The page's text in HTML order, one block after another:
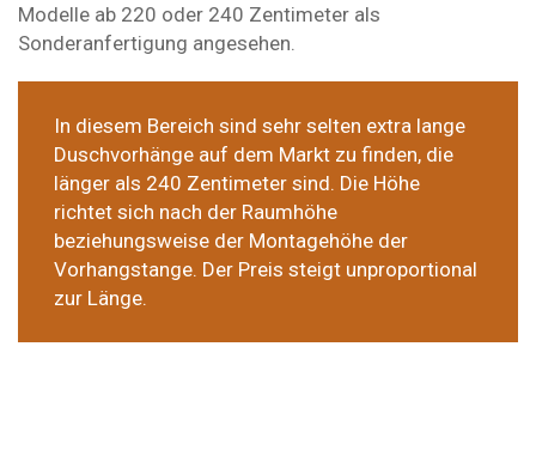
Modelle ab 220 oder 240 Zentimeter als
Sonderanfertigung angesehen.
In diesem Bereich sind sehr selten extra lange
Duschvorhänge auf dem Markt zu finden, die
länger als 240 Zentimeter sind. Die Höhe
richtet sich nach der Raumhöhe
beziehungsweise der Montagehöhe der
Vorhangstange. Der Preis steigt unproportional
zur Länge.